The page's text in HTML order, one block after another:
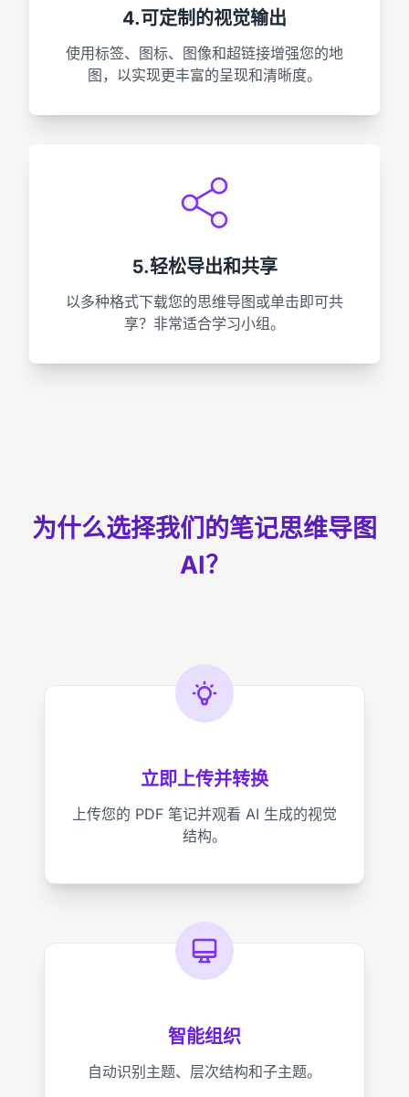
4.可定制的视觉输出
使用标签、图标、图像和超链接增强您的地
图，以实现更丰富的呈现和清晰度。
5.轻松导出和共享
以多种格式下载您的思维导图或单击即可共
享？非常适合学习小组。
为什么选择我们的笔记思维导图
AI？
立即上传并转换
上传您的 PDF 笔记并观看 AI 生成的视觉
结构。
智能组织
自动识别主题、层次结构和子主题。